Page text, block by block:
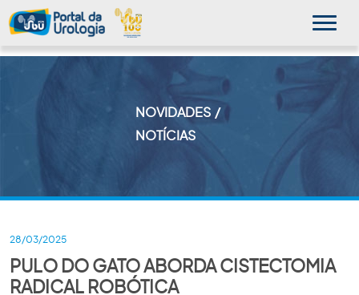
PUBLICAÇÕES
NOVIDADES
NOTÍCIAS
28/03/2025
PULO DO GATO ABORDA CISTECTOMIA
RADICAL ROBÓTICA